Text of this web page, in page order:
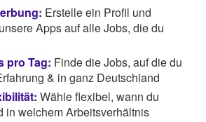
Erstelle ein Profil und
Apps auf alle Jobs, die du
pro Tag: Finde die Jobs, auf die du
& in ganz Deutschland
Wähle flexibel, wann du
in welchem Arbeitsverhältnis